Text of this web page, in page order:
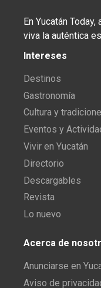
En Yucatán
viva la auténtica
Intereses
Destinos
Gastronomía
Cultura y
Eventos y
Vivir en Yucatán
Directorio
Descargables
Revista
Lo nuevo
Acerca de
Anunciarse en
Aviso de